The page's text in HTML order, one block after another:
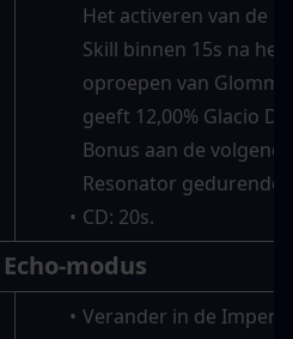
Het activeren van de
Skill binnen 15s na het
oproepen van
geeft 12,00% Glacio
Bonus aan de volgende
Resonator gedurende
CD: 20s.
Echo-modus
Verander in de